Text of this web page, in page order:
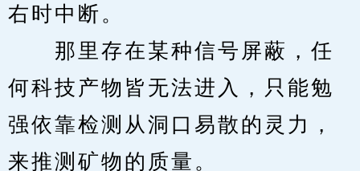
右时中断。
那里存在某种信号屏蔽，任
何科技产物皆无法进入，只能勉
强依靠检测从洞口易散的灵力，
来推测矿物的质量。